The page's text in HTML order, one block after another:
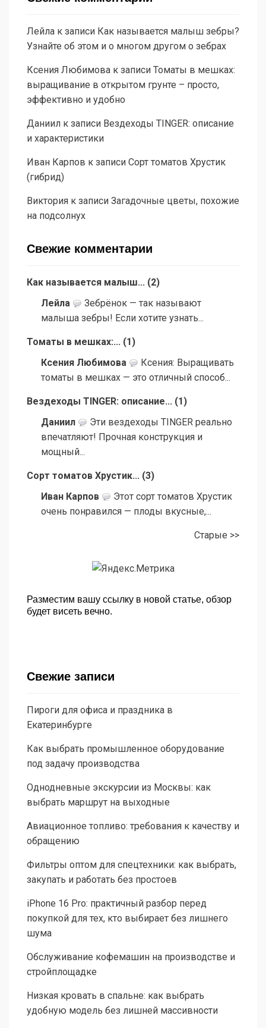
Лейла к записи Как называется малыш зебры?
Узнайте об этом и о многом другом о зебрах
Ксения Любимова к записи Томаты в мешках:
выращивание в открытом грунте – просто,
эффективно и удобно
Даниил к записи Вездеходы TINGER: описание
и характеристики
Иван Карпов к записи Сорт томатов Хрустик
(гибрид)
Виктория к записи Загадочные цветы, похожие
на подсолнух
Свежие комментарии
Как называется малыш... (2)
Лейла
Зебрёнок — так называют
малыша зебры! Если хотите узнать...
Томаты в мешках:... (1)
Ксения Любимова
Ксения: Выращивать
томаты в мешках — это отличный способ...
Вездеходы TINGER: описание... (1)
Даниил
Эти вездеходы TINGER реально
впечатляют! Прочная конструкция и
мощный...
Сорт томатов Хрустик... (3)
Иван Карпов
Этот сорт томатов Хрустик
очень понравился — плоды вкусные,...
Старые >>
Разместим вашу ссылку в новой статье, обзор
будет висеть вечно.
Свежие записи
Пироги для офиса и праздника в
Екатеринбурге
Как выбрать промышленное оборудование
под задачу производства
Однодневные экскурсии из Москвы: как
выбрать маршрут на выходные
Авиационное топливо: требования к качеству и
обращению
Фильтры оптом для спецтехники: как выбрать,
закупать и работать без простоев
iPhone 16 Pro: практичный разбор перед
покупкой для тех, кто выбирает без лишнего
шума
Обслуживание кофемашин на производстве и
стройплощадке
Низкая кровать в спальне: как выбрать
удобную модель без лишней массивности